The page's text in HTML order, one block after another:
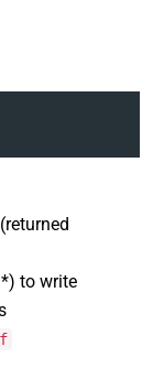
to write